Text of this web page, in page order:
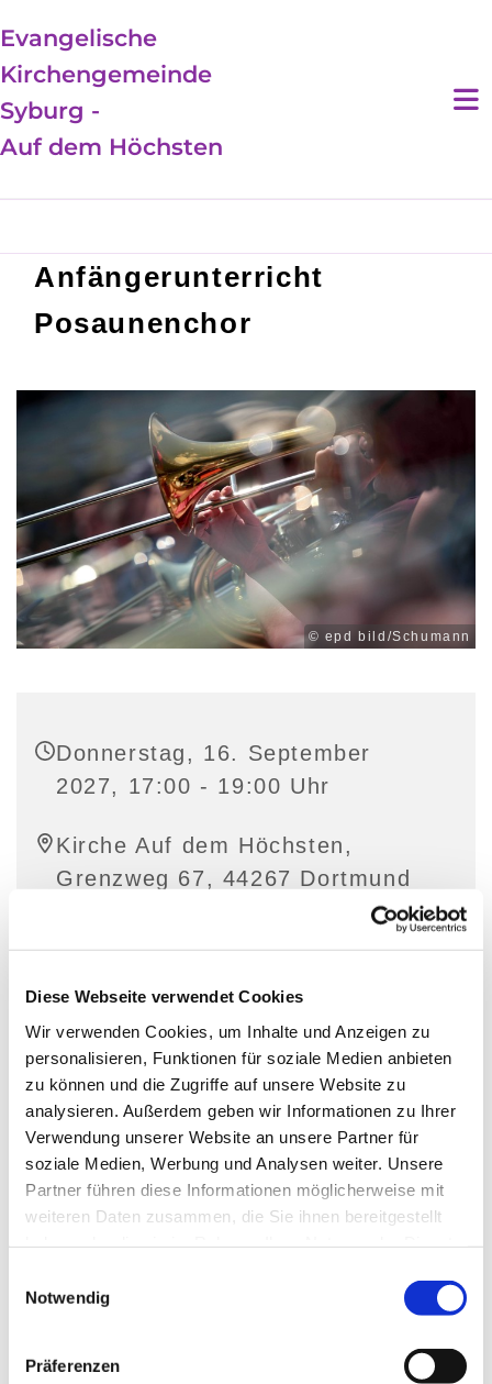
Diese Webseite verwendet Cookies
Wir verwenden Cookies, um Inhalte und Anzeigen zu
personalisieren, Funktionen für soziale Medien anbieten
zu können und die Zugriffe auf unsere Website zu
analysieren. Außerdem geben wir Informationen zu Ihrer
Verwendung unserer Website an unsere Partner für
soziale Medien, Werbung und Analysen weiter. Unsere
Partner führen diese Informationen möglicherweise mit
weiteren Daten zusammen, die Sie ihnen bereitgestellt
Notwendig
Präferenzen
Evangelische
Kirchengemeinde
Syburg -
Auf dem Höchsten
Anfängerunterricht
Posaunenchor
© epd bild/Schumann
Donnerstag, 16. September
2027, 17:00 - 19:00 Uhr
Kirche Auf dem Höchsten,
Grenzweg 67, 44267 Dortmund